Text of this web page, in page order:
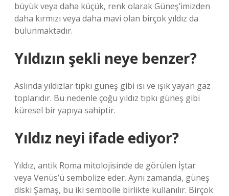
büyük veya daha küçük, renk olarak Güneş’imizden
daha kırmızı veya daha mavi olan birçok yıldız da
bulunmaktadır.
Yıldızın şekli neye benzer?
Aslında yıldızlar tıpkı güneş gibi ısı ve ışık yayan gaz
toplarıdır. Bu nedenle çoğu yıldız tıpkı güneş gibi
küresel bir yapıya sahiptir.
Yıldız neyi ifade ediyor?
Yıldız, antik Roma mitolojisinde de görülen İştar
veya Venüs’ü sembolize eder. Aynı zamanda, güneş
diski Şamaş, bu iki sembolle birlikte kullanılır. Birçok